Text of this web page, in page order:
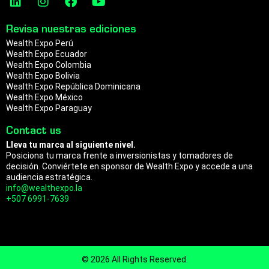
i
k
e
d
i
n
n
t
a
g
r
a
m
a
e
b
o
o
k
o
u
t
Revisa nuestras ediciones
Wealth Expo Perú
Wealth Expo Ecuador
Wealth Expo Colombia
Wealth Expo Bolivia
Wealth Expo República Dominicana
Wealth Expo México
Wealth Expo Paraguay
Contact us
Lleva tu marca al siguiente nivel.
Posiciona tu marca frente a inversionistas y tomadores de
decisión. Conviértete en sponsor de Wealth Expo y accede a una
audiencia estratégica.
info@wealthexpo.la
+507 6991-7639
© 2026 All Rights Reserved.